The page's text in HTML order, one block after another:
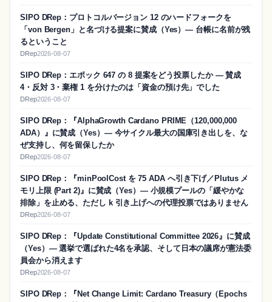
SIPO DRep：プロトコルバージョン 12 のハードフォークを
「von Bergen」と名づける提案に賛成（Yes）― 台帳に名前が残
るということ
DRep2026-08-07
SIPO DRep：エポック 647 の 8 提案をどう投票したか ― 賛成
4・反対 3・棄権 1 を分けたのは「資金の預け先」でした
DRep2026-08-07
SIPO DRep：『AlphaGrowth Cardano PRIME（120,000,000
ADA）』に賛成（Yes）― 今サイクル最大の国庫引き出しを、な
ぜ支持し、何を留保したか
DRep2026-08-07
SIPO DRep：『minPoolCost を 75 ADA へ引き下げ／Plutus メ
モリ上限 (Part 2)』に賛成（Yes）― 小規模プールの「緩やかな
排除」を止める、ただし k 引き上げへの代理投票ではありません
DRep2026-08-07
SIPO DRep：『Update Constitutional Committee 2026』に賛成
（Yes）― 選挙で選ばれた4名を承認、そして日本の議席が憲法委
員会から消えます
DRep2026-08-07
SIPO DRep：『Net Change Limit: Cardano Treasury（Epochs